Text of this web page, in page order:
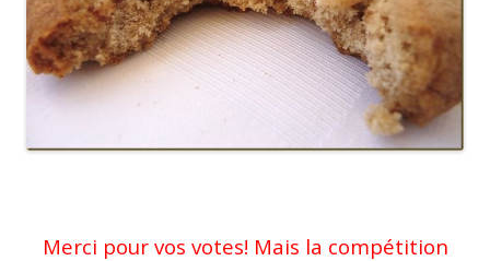
Merci pour vos votes! Mais la compétition